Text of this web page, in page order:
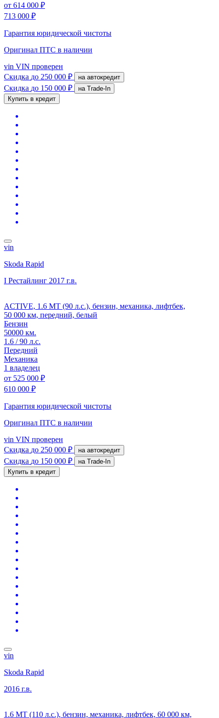
от 614 000 ₽
713 000 ₽
Гарантия юридической чистоты
Оригинал ПТС в наличии
vin VIN проверен
Скидка до 250 000 ₽ на автокредит
Скидка до 150 000 ₽
на Trade-In
Купить в кредит
vin
Skoda Rapid
I Рестайлинг 2017 г.в.
ACTIVE, 1.6 MT (90 л.с.), бензин, механика, лифтбек,
50 000 км, передний, белый
Бензин
50000 км.
1.6 / 90 л.с.
Передний
Механика
1 владелец
от 525 000 ₽
610 000 ₽
Гарантия юридической чистоты
Оригинал ПТС в наличии
vin VIN проверен
Скидка до 250 000 ₽ на автокредит
Скидка до 150 000 ₽
на Trade-In
Купить в кредит
vin
Skoda Rapid
2016 г.в.
1.6 MT (110 л.с.), бензин, механика, лифтбек, 60 000 км,